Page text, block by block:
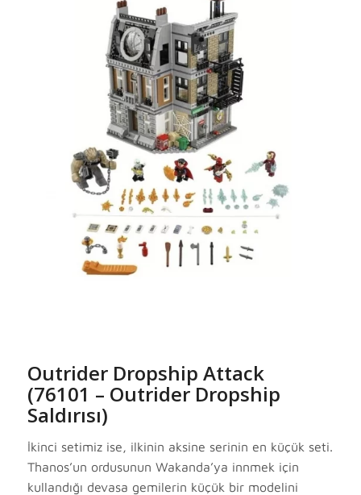
Outrider Dropship Attack
(76101 – Outrider Dropship
Saldırısı)
İkinci setimiz ise, ilkinin aksine serinin en küçük seti.
Thanos’un ordusunun Wakanda’ya innmek için
kullandığı devasa gemilerin küçük bir modelini